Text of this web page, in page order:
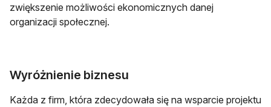
zwiększenie możliwości ekonomicznych danej
organizacji społecznej.
Wyróżnienie biznesu
Każda z firm, która zdecydowała się na wsparcie projektu